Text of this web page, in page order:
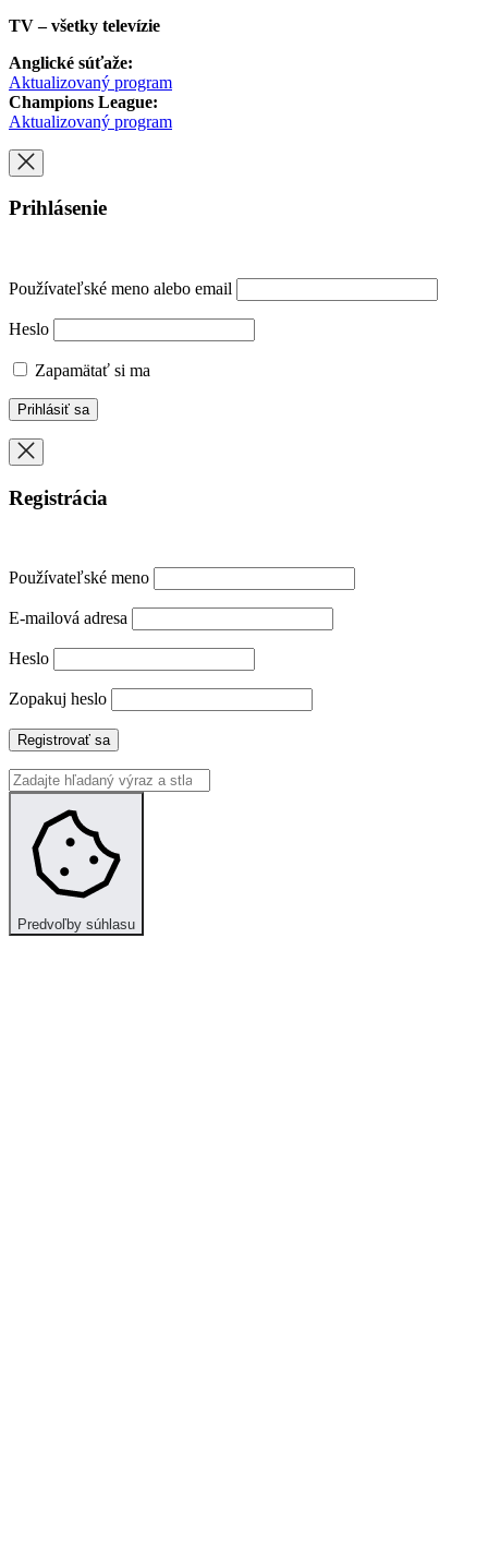
TV – všetky televízie
Anglické súťaže:
Aktualizovaný program
Champions League:
Aktualizovaný program
Prihlásenie
Používateľské meno alebo email
Heslo
Zapamätať si ma
Registrácia
Používateľské meno
E-mailová adresa
Heslo
Zopakuj heslo
Registrovať sa
Predvoľby súhlasu